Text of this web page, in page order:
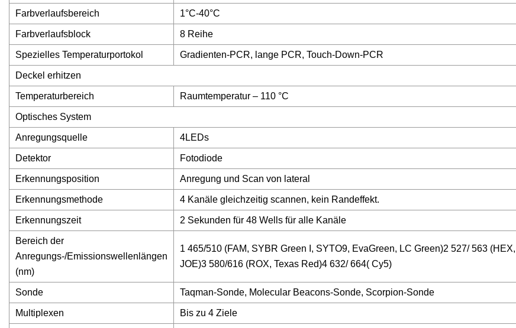
Farbverlaufsbereich 1°C-40°C
Farbverlaufsblock 8 Reihe
Spezielles Temperaturportokol Gradienten-PCR, lange PCR, Touch-Down-PCR
Deckel erhitzen
Temperaturbereich Raumtemperatur – 110 °C
Optisches System
Anregungsquelle 4LEDs
Detektor Fotodiode
Erkennungsposition Anregung und Scan von lateral
Erkennungsmethode 4 Kanäle gleichzeitig scannen, kein Randeffekt.
Erkennungszeit 2 Sekunden für 48 Wells für alle Kanäle
Bereich der
Anregungs-/Emissionswellenlängen
(nm)
1 465/510 (FAM, SYBR Green I, SYTO9, EvaGreen, LC Green)2 527/ 563
JOE)3 580/616 (ROX, Texas Red)4 632/ 664( Cy5)
Sonde Taqman-Sonde, Molecular Beacons-Sonde, Scorpion-Sonde
Multiplexen Bis zu 4 Ziele